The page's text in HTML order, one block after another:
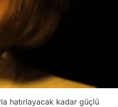
hatırlayacak kadar güçlü